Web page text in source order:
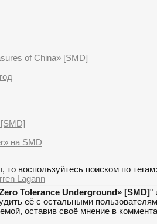
of China» [SMD]
на SMD
воспользуйтесь поиском по тегам:
Lagann
Tolerance Underground» [SMD]"
её с остальными
оставив своё мнение в